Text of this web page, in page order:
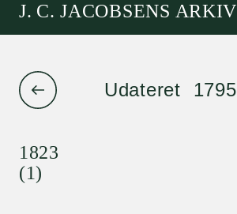
J. C. JACOBSENS ARKIV
Udateret 1795
1823
(1)